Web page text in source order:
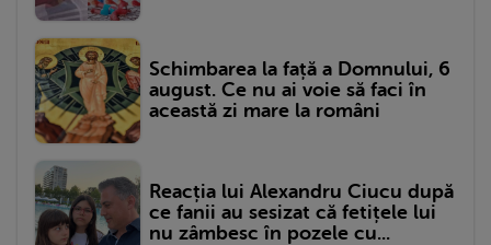
Schimbarea la față a Domnului, 6
august. Ce nu ai voie să faci în
această zi mare la români
Reacția lui Alexandru Ciucu după
ce fanii au sesizat că fetițele lui
nu zâmbesc în pozele cu...